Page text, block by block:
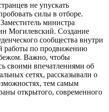
не упускать
силы в отборе.
министра
Могилевский. Создание
сообщества внутри
работы по продвижению
Важно, чтобы
своими впечатлениями об
сетях, рассказывали о
тем самым
открытого, современного